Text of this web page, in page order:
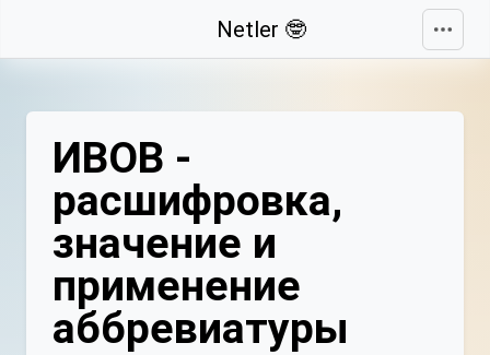
Netler 🤓
ИВОВ -
расшифровка,
значение и
применение
аббревиатуры